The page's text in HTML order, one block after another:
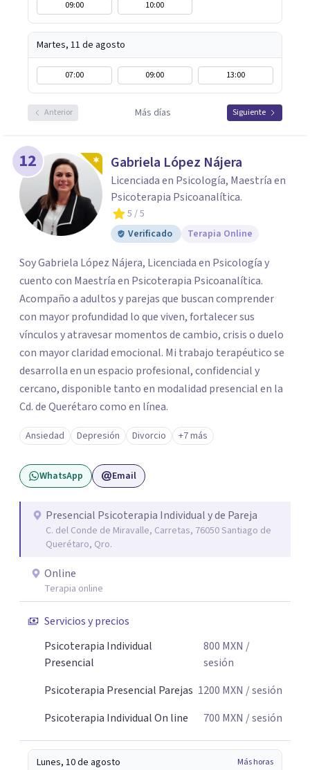
09:00 10:00
Martes, 11 de agosto
07:00 09:00 13:00
Anterior Más días Siguiente
12 Gabriela López Nájera
Licenciada en Psicología, Maestría en
Psicoterapia Psicoanalítica.
5 / 5
Verificado
Terapia Online
Soy Gabriela López Nájera, Licenciada en Psicología y
cuento con Maestría en Psicoterapia Psicoanalítica.
Acompaño a adultos y parejas que buscan comprender
con mayor profundidad lo que viven, fortalecer sus
vínculos y atravesar momentos de cambio, crisis o duelo
con mayor claridad emocional. Mi trabajo terapéutico se
desarrolla en un espacio profesional, confidencial y
cercano, disponible tanto en modalidad presencial en la
Cd. de Querétaro como en línea.
Ansiedad Depresión Divorcio +7 más
WhatsApp Email
Presencial Psicoterapia Individual y de Pareja
C. del Conde de Miravalle, Carretas, 76050 Santiago de
Querétaro, Qro.
Online
Terapia online
Servicios y precios
Psicoterapia Individual
Presencial
800 MXN /
sesión
Psicoterapia Presencial Parejas 1200 MXN / sesión
Psicoterapia Individual On line
700 MXN / sesión
Lunes, 10 de agosto Más horas